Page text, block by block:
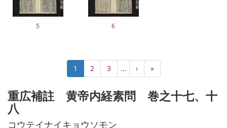
5 6
Current
page
1 Page
2 Page
3 …
Next
page
›
Last
page
»
重広補註 黄帝内経素問 巻之十七、十
八
コウテイナイキョウソモン